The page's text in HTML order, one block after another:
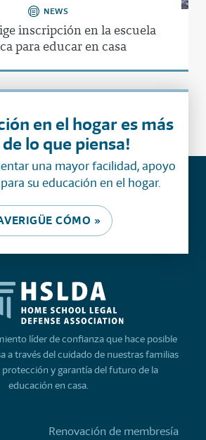
NEWS
inscripción en la escuela
para educar en casa
en el hogar es más
lo que piensa!
una mayor facilidad, apoyo
su educación en el hogar.
CÓMO »
líder de confianza que hace posible
a través del cuidado de nuestras familias
y garantía del futuro de la
educación en casa.
Renovación de membresía